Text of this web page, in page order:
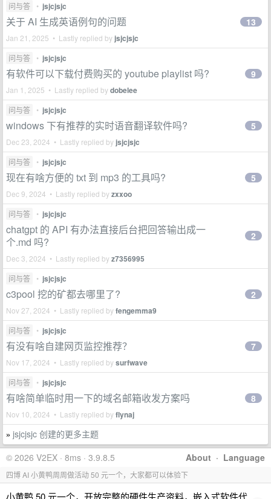
问与答 • jsjcjsjc
关于 AI 生成英语例句的问题
Jan 21, 2025 • Lastly replied by jsjcjsjc
13
问与答 • jsjcjsjc
有软件可以下载付费购买的 youtube playlist 吗?
Jan 1, 2025 • Lastly replied bydobelee
9
问与答 • jsjcjsjc
windows 下有推荐的实时语音翻译软件吗?
Dec 23, 2024 • Lastly replied by jsjcjsjc
5
问与答 • jsjcjsjc
现在有啥方便的 txt 到 mp3 的工具吗?
Dec 9, 2024 • Lastly replied byzxxoo
5
问与答 • jsjcjsjc
chatgpt 的 API 有办法直接后台把回答输出成一
个.md 吗?
Dec 3, 2024 • Lastly replied byz7356995
2
问与答 • jsjcjsjc
c3pool 挖的矿都去哪里了?
Nov 27, 2024 • Lastly replied byfengemma9
2
问与答 • jsjcjsjc
有没有啥自建网页监控推荐？
Nov 17, 2024 • Lastly replied bysurfwave
7
问与答 • jsjcjsjc
有啥简单临时用一下的域名邮箱收发方案吗
Nov 10, 2024 • Lastly replied byflynaj
8
» jsjcjsjc 创建的更多主题
About · Language
© 2026 V2EX · 8ms · 3.9.8.5
四博 AI 小黄鸭周周做活动 50 元一个，大家都可以体验下
小黄鸭 50 元一个，开放完整的硬件生产资料，嵌入式软件代